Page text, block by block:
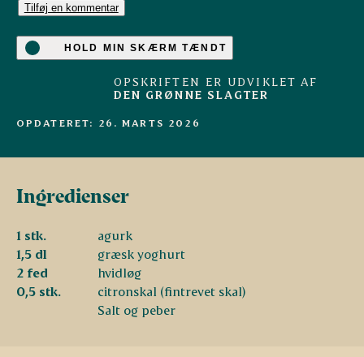
Tilføj en kommentar
HOLD MIN SKÆRM TÆNDT
OPSKRIFTEN ER UDVIKLET AF
DEN GRØNNE SLAGTER
OPDATERET: 26. MARTS 2026
Ingredienser
1 stk.
agurk
1,5 dl
græsk yoghurt
2 fed
hvidløg
0,5 stk.
citronskal (fintrevet skal)
Salt og peber